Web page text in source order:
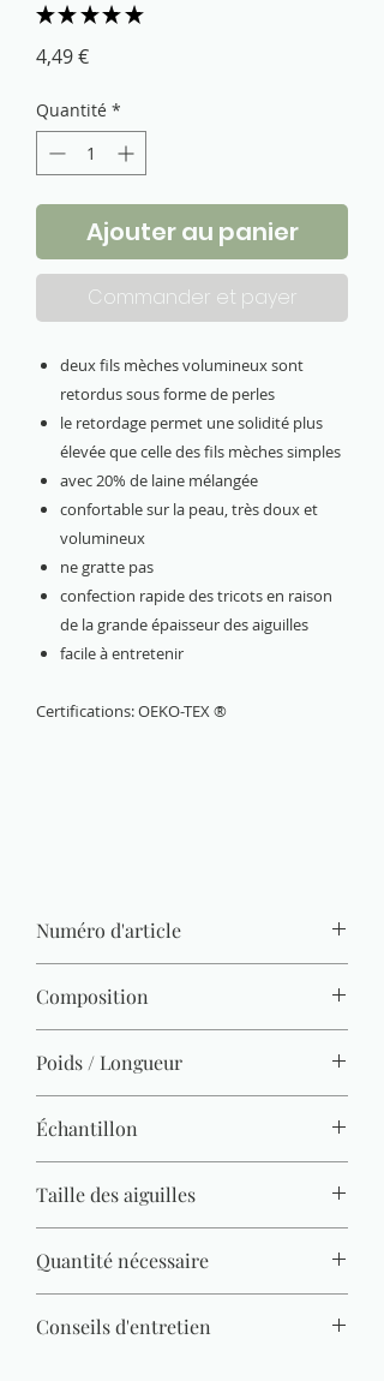
★ ★ ★ ★ ★
4,49 €Prix
Quantité *
Ajouter au panier
Commander et payer
deux fils mèches volumineux sont
retordus sous forme de perles
le retordage permet une solidité plus
élevée que celle des fils mèches simples
avec 20% de laine mélangée
confortable sur la peau, très doux et
volumineux
ne gratte pas
confection rapide des tricots en raison
de la grande épaisseur des aiguilles
facile à entretenir
Certifications: OEKO-TEX ®
Numéro d'article
Composition
Poids / Longueur
Échantillon
Taille des aiguilles
Quantité nécessaire
Conseils d'entretien